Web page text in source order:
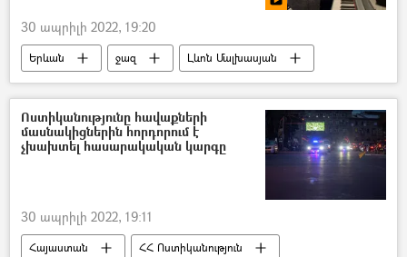
30 ապրիլի 2022, 19:20
Երևան ջազ
Լևոն Մալխասյան
մետրո
տեսանյութ Տեսանյութեր
Ոստիկանությունը հավաքների
մասնակիցներին հորդորում է
չխախտել հասարակական կարգը
30 ապրիլի 2022, 19:11
Հայաստան
ՀՀ Ոստիկանություն